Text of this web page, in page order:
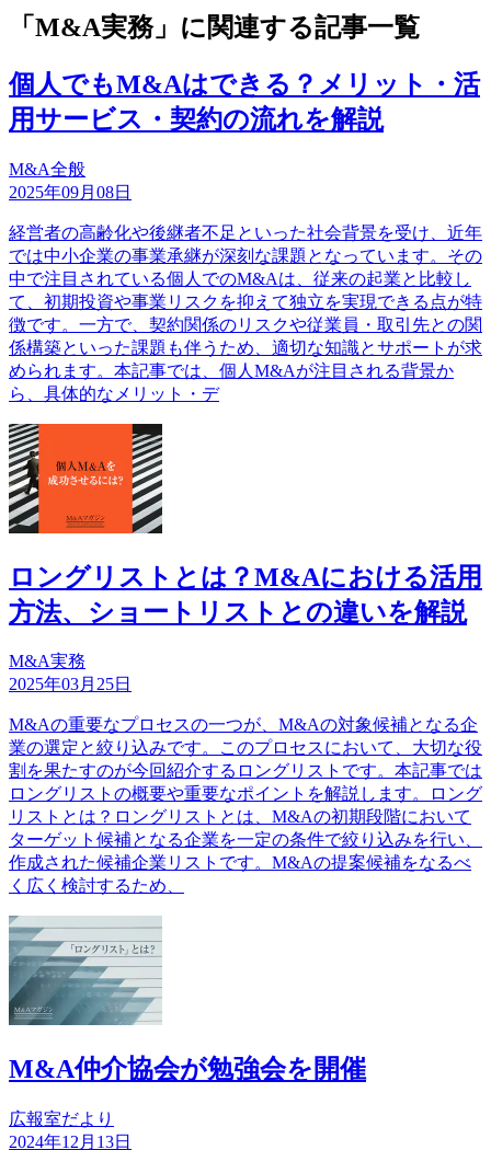
「M&A実務」に関連する記事一覧
個人でもM&Aはできる？メリット・活
用サービス・契約の流れを解説
M&A全般
2025年09月08日
経営者の高齢化や後継者不足といった社会背景を受け、近年
では中小企業の事業承継が深刻な課題となっています。その
中で注目されている個人でのM&Aは、従来の起業と比較し
て、初期投資や事業リスクを抑えて独立を実現できる点が特
徴です。一方で、契約関係のリスクや従業員・取引先との関
係構築といった課題も伴うため、適切な知識とサポートが求
められます。本記事では、個人M&Aが注目される背景か
ら、具体的なメリット・デ
ロングリストとは？M&Aにおける活用
方法、ショートリストとの違いを解説
M&A実務
2025年03月25日
M&Aの重要なプロセスの一つが、M&Aの対象候補となる企
業の選定と絞り込みです。このプロセスにおいて、大切な役
割を果たすのが今回紹介するロングリストです。本記事では
ロングリストの概要や重要なポイントを解説します。ロング
リストとは？ロングリストとは、M&Aの初期段階において
ターゲット候補となる企業を一定の条件で絞り込みを行い、
作成された候補企業リストです。M&Aの提案候補をなるべ
く広く検討するため、
M&A仲介協会が勉強会を開催
広報室だより
2024年12月13日